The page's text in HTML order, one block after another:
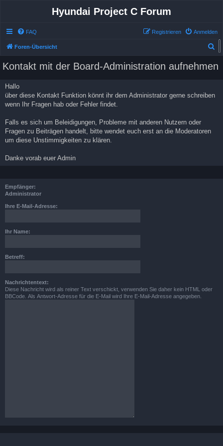
Hyundai Project C Forum
FAQ Anmelden
Registrieren
Foren-Übersicht
c
Kontakt mit der Board-Administration aufnehmen
Hallo
über diese Kontakt Funktion könnt ihr dem Administrator gerne schreiben
wenn Ihr Fragen hab oder Fehler findet.
Falls es sich um Beleidigungen, Probleme mit anderen Nutzern oder
Fragen zu Beiträgen handelt, bitte wendet euch erst an die Moderatoren
um diese Unstimmigkeiten zu klären.
Danke vorab euer Admin
Empfänger:
Administrator
Ihre E-Mail-Adresse:
Ihr Name:
Betreff:
Nachrichtentext:
Diese Nachricht wird als reiner Text verschickt, verwenden Sie daher kein HTML oder
BBCode. Als Antwort-Adresse für die E-Mail wird Ihre E-Mail-Adresse angegeben.